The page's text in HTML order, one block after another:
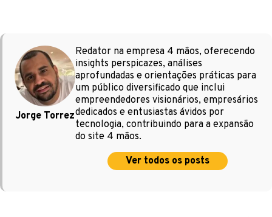
Jorge Torrez
Redator na empresa 4 mãos, oferecendo
insights perspicazes, análises
aprofundadas e orientações práticas para
um público diversificado que inclui
empreendedores visionários, empresários
dedicados e entusiastas ávidos por
tecnologia, contribuindo para a expansão
do site 4 mãos.
Ver todos os posts